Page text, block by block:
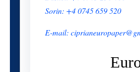
Sorin: +4 0745 659 520
E-mail: